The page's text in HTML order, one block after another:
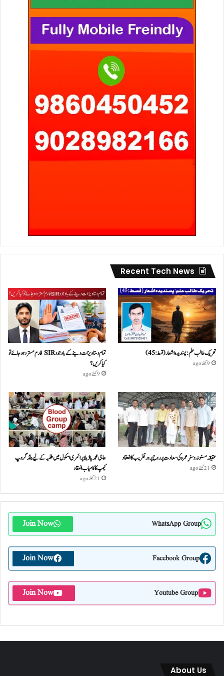
Recent Tech News
تحریک طالب علم: پسندیدہ اشعار (قسط:45)
9 گھنٹے ago
تمام دستاویزات دینے کے باوجود SIR فارم مسترد ہو جائے تو
کیا کریں؟
9 گھنٹے ago
عقیقہ مسنونہ و سفرِ عمرہ کی سعادت پر روح پرور تقریب کا انعقاد
21 گھنٹے ago
حاجی محمد پاڈیلا پرائمری اسکول میں طلبہ کے لیے بلڈ گروپ
کیمپ کا کامیاب انعقاد
21 گھنٹے ago
WhatsApp Group
Join Now
Facebook Group
Join Now
Youtube Group
Join Now
About Us